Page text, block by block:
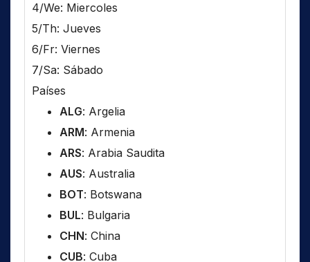
4/We: Miercoles
5/Th: Jueves
6/Fr: Viernes
7/Sa: Sábado
Países
ALG: Argelia
ARM: Armenia
ARS: Arabia Saudita
AUS: Australia
BOT: Botswana
BUL: Bulgaria
CHN: China
CUB: Cuba